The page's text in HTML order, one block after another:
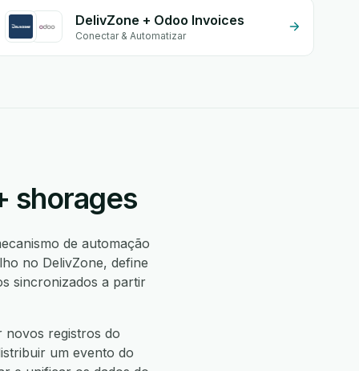
DelivZone + Odoo Invoices
Conectar & Automatizar
shorages
de automação
no DelivZone, define
sincronizados a partir
novos registros do
um evento do